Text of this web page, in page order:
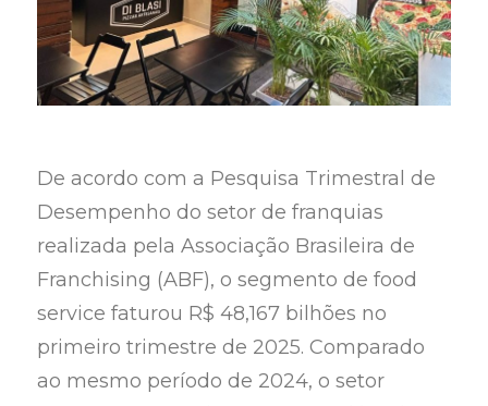
De acordo com a Pesquisa Trimestral de
Desempenho do setor de franquias
realizada pela Associação Brasileira de
Franchising (ABF), o segmento de food
service faturou R$ 48,167 bilhões no
primeiro trimestre de 2025. Comparado
ao mesmo período de 2024, o setor